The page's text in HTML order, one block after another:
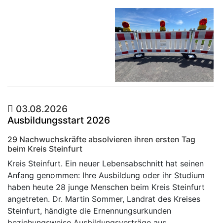
03.08.2026
Ausbildungsstart 2026
29 Nachwuchskräfte absolvieren ihren ersten Tag
beim Kreis Steinfurt
Kreis Steinfurt. Ein neuer Lebensabschnitt hat seinen
Anfang genommen: Ihre Ausbildung oder ihr Studium
haben heute 28 junge Menschen beim Kreis Steinfurt
angetreten. Dr. Martin Sommer, Landrat des Kreises
Steinfurt, händigte die Ernennungsurkunden